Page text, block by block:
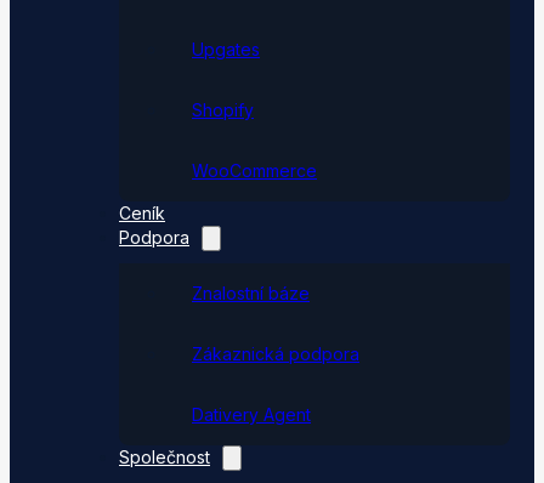
Upgates
Shopify
WooCommerce
Ceník
Podpora
Znalostní báze
Zákaznická podpora
Dativery Agent
Společnost